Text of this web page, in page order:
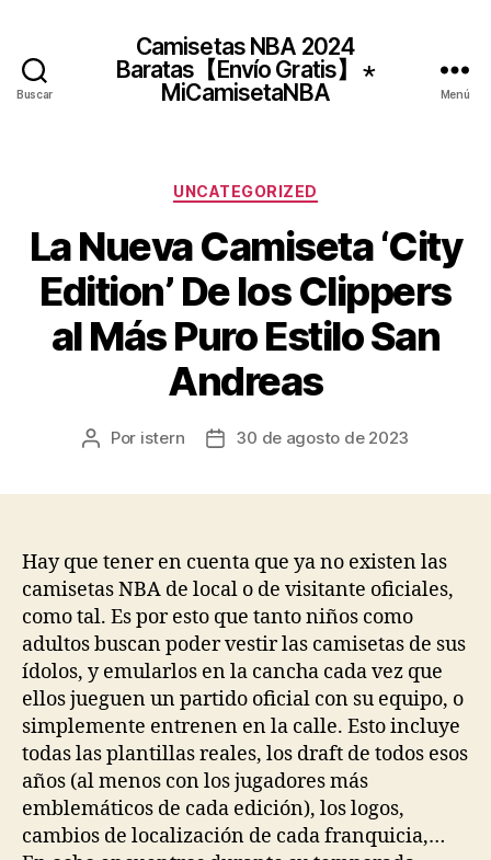
Buscar
Camisetas NBA 2024
Baratas【Envío Gratis】 ⋆
MiCamisetaNBA
Menú
Categorías
UNCATEGORIZED
La Nueva Camiseta ‘City
Edition’ De los Clippers
al Más Puro Estilo San
Andreas
Autor
Por istern
Fecha30 de agosto de 2023
Hay que tener en cuenta que ya no existen las
camisetas NBA de local o de visitante oficiales,
como tal. Es por esto que tanto niños como
adultos buscan poder vestir las camisetas de sus
ídolos, y emularlos en la cancha cada vez que
ellos jueguen un partido oficial con su equipo, o
simplemente entrenen en la calle. Esto incluye
todas las plantillas reales, los draft de todos esos
años (al menos con los jugadores más
emblemáticos de cada edición), los logos,
cambios de localización de cada franquicia,…